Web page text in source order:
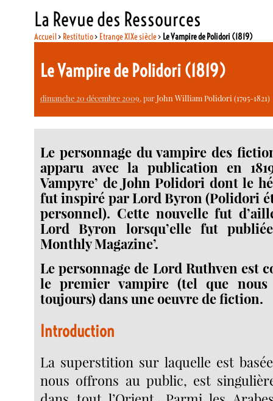
La Revue des Ressources
Accueil> Restitutio> Etrange XIXe siècle> Le Vampire de Polidori (1819)
Le Vampire de Polidori (1819)
dimanche 20 décembre 2009, parJohn William Polidori (1795-1821)
Le personnage du vampire des
apparu avec la publication en
Vampyre’ de John Polidori dont le
fut inspiré par Lord Byron (Polidori
personnel). Cette nouvelle fut
Lord Byron lorsqu’elle fut
Monthly Magazine’.
Le personnage de Lord Ruthven est
le premier vampire (tel que nous
toujours) dans une oeuvre de fiction.
Introduction
La superstition sur laquelle est
nous offrons au public, est